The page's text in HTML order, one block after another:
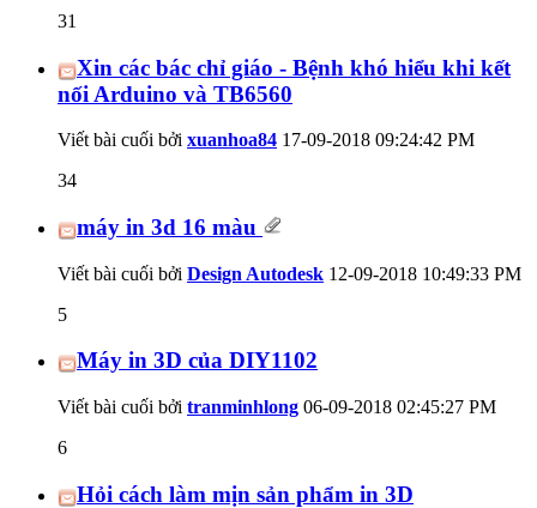
31
Xin các bác chỉ giáo - Bệnh khó hiểu khi kết
nối Arduino và TB6560
Viết bài cuối bởi xuanhoa84 17-09-2018 09:24:42 PM
34
máy in 3d 16 màu
Viết bài cuối bởi Design Autodesk 12-09-2018 10:49:33 PM
5
Máy in 3D của DIY1102
Viết bài cuối bởi tranminhlong 06-09-2018 02:45:27 PM
6
Hỏi cách làm mịn sản phẩm in 3D